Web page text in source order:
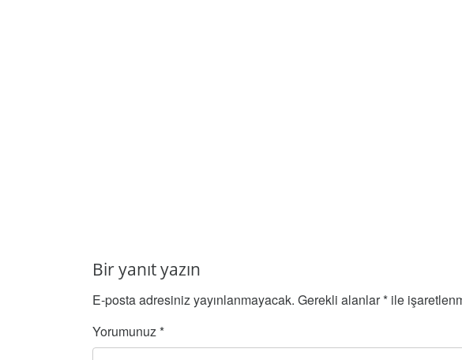
Bir yanıt yazın
E-posta adresiniz yayınlanmayacak. Gerekli alanlar* ile
Yorumunuz*